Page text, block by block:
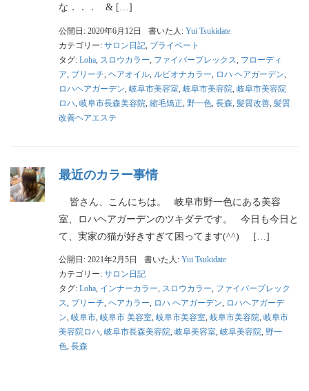
な．．． & […]
公開日: 2020年6月12日 書いた人: Yui Tsukidate
カテゴリー: サロン日記 プライベート
タグ: Loha スロウカラー ファイバープレックス
フローディ
ア ブリーチ ヘアオイル ルビオナカラー ロハ ヘアガーデン
ロハヘアガーデン 岐阜市美容室 岐阜市美容院 岐阜市美容院
ロハ 岐阜市長森美容院 縮毛矯正 野一色 長森 髪質改善 髪質
改善ヘアエステ
最近のカラー事情
皆さん、こんにちは。 岐阜市野一色にある美容
室、ロハヘアガーデンのツキダテです。 今日も今日と
て、実家の猫が好きすぎて困ってます(^^) […]
公開日: 2021年2月5日 書いた人: Yui Tsukidate
カテゴリー: サロン日記
タグ: Loha, インナーカラー, スロウカラー, ファイバープレック
ス, ブリーチ, ヘアカラー, ロハ ヘアガーデン, ロハヘアガーデ
ン, 岐阜市, 岐阜市 美容室, 岐阜市美容室, 岐阜市美容院, 岐阜市
美容院ロハ, 岐阜市長森美容院, 岐阜美容室, 岐阜美容院, 野一
色, 長森